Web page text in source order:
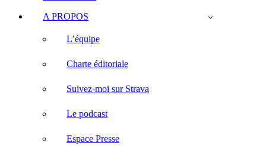
A PROPOS
L’équipe
Charte éditoriale
Suivez-moi sur Strava
Le podcast
Espace Presse